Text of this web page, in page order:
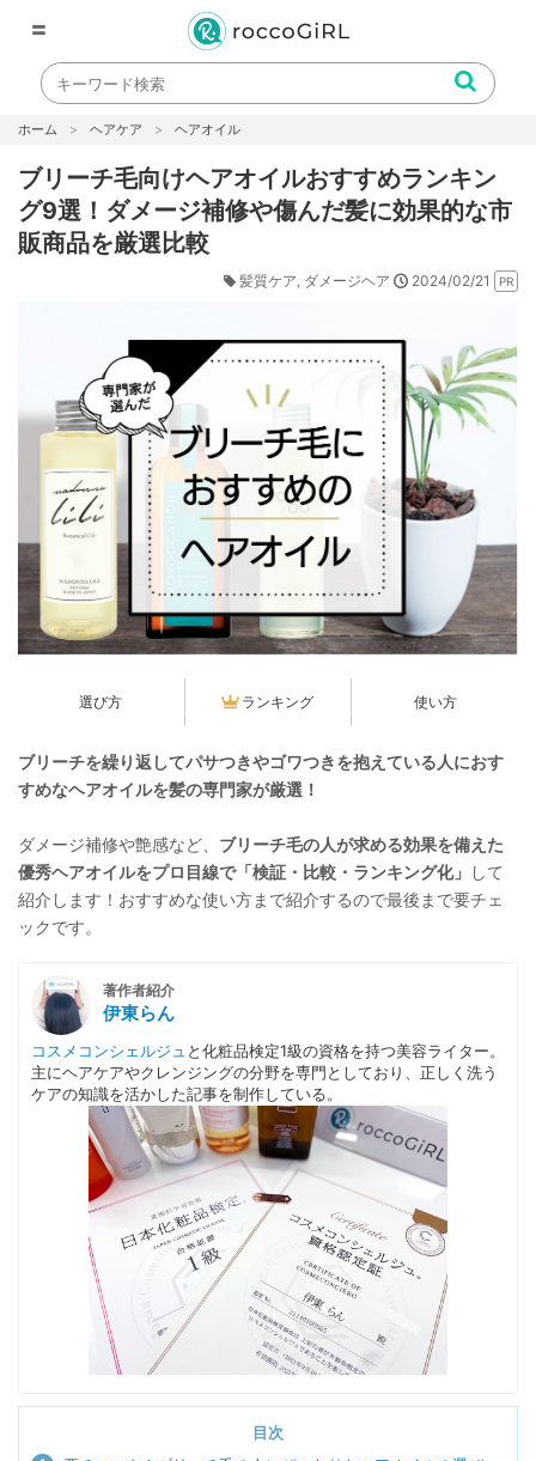
〓
ホーム ヘアケア ヘアオイル
ブリーチ毛向けヘアオイルおすすめランキン
グ9選！ダメージ補修や傷んだ髪に効果的な市
販商品を厳選比較
髪質ケア ダメージヘア 2024/02/21
選び方 ランキング 使い方
ブリーチを繰り返してパサつきやゴワつきを抱えている人におす
すめなヘアオイルを髪の専門家が厳選！
ダメージ補修や艶感など、 ブリーチ毛の人が求める効果を備えた
優秀ヘアオイルをプロ目線で「検証・比較・ランキング化」 して
紹介します！おすすめな使い方まで紹介するので最後まで要チェ
ックです。
著作者紹介
伊東らん
コスメコンシェルジュ と化粧品検定1級の資格を持つ美容ライター。
主にヘアケアやクレンジングの分野を専門としており、正しく洗う
ケアの知識を活かした記事を制作している。
目次